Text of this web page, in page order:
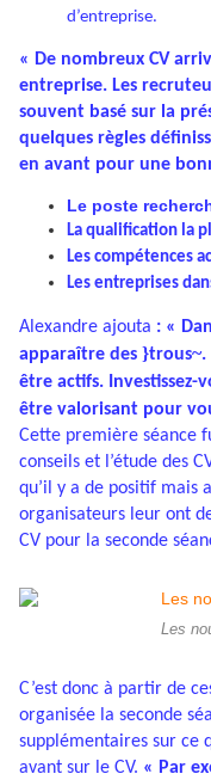
d’entreprise.
« De nombreux CV
entreprise. Les
souvent basé sur la
quelques règles
en avant pour une
Le poste
La qualification la
Les compétences
Les entreprises
Alexandre ajouta : «
apparaître des }trous~.
être actifs. Investissez-
être valorisant pour
Cette première séance
conseils et l’étude des
qu’il y a de positif mais
organisateurs leur ont
CV pour la seconde
Les
C’est donc à partir de
organisée la seconde
supplémentaires sur ce
avant sur le CV. « Par